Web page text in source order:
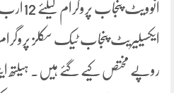
روپے مختص کیے گئے ہیں۔ ہیلتھ